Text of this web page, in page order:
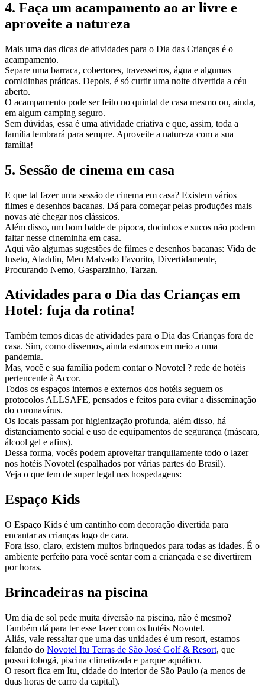
4. Faça um acampamento ao ar livre e
aproveite a natureza
Mais uma das dicas de atividades para o Dia das Crianças é o
acampamento.
Separe uma barraca, cobertores, travesseiros, água e algumas
comidinhas práticas. Depois, é só curtir uma noite divertida a céu
aberto.
O acampamento pode ser feito no quintal de casa mesmo ou, ainda,
em algum camping seguro.
Sem dúvidas, essa é uma atividade criativa e que, assim, toda a
família lembrará para sempre. Aproveite a natureza com a sua
família!
5. Sessão de cinema em casa
E que tal fazer uma sessão de cinema em casa? Existem vários
filmes e desenhos bacanas. Dá para começar pelas produções mais
novas até chegar nos clássicos.
Além disso, um bom balde de pipoca, docinhos e sucos não podem
faltar nesse cineminha em casa.
Aqui vão algumas sugestões de filmes e desenhos bacanas: Vida de
Inseto, Aladdin, Meu Malvado Favorito, Divertidamente,
Procurando Nemo, Gasparzinho, Tarzan.
Atividades para o Dia das Crianças em
Hotel: fuja da rotina!
Também temos dicas de atividades para o Dia das Crianças fora de
casa. Sim, como dissemos, ainda estamos em meio a uma
pandemia.
Mas, você e sua família podem contar o Novotel ? rede de hotéis
pertencente à Accor.
Todos os espaços internos e externos dos hotéis seguem os
protocolos ALLSAFE, pensados e feitos para evitar a disseminação
do coronavírus.
Os locais passam por higienização profunda, além disso, há
distanciamento social e uso de equipamentos de segurança (máscara,
álcool gel e afins).
Dessa forma, vocês podem aproveitar tranquilamente todo o lazer
nos hotéis Novotel (espalhados por várias partes do Brasil).
Veja o que tem de super legal nas hospedagens:
Espaço Kids
O Espaço Kids é um cantinho com decoração divertida para
encantar as crianças logo de cara.
Fora isso, claro, existem muitos brinquedos para todas as idades. É o
ambiente perfeito para você sentar com a criançada e se divertirem
por horas.
Brincadeiras na piscina
Um dia de sol pede muita diversão na piscina, não é mesmo?
Também dá para ter esse lazer com os hotéis Novotel.
Aliás, vale ressaltar que uma das unidades é um resort, estamos
falando do Novotel Itu Terras de São José Golf & Resort, que
possui tobogã, piscina climatizada e parque aquático.
O resort fica em Itu, cidade do interior de São Paulo (a menos de
duas horas de carro da capital).